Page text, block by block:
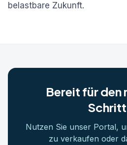
belastbare Zukunft.
Bereit für den
Nutzen Sie unser Portal,
zu verkaufen oder